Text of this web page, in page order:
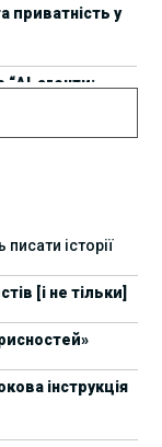
приватність у
“AI-агенти:
до Дня
історії
[і не тільки]
інструкція